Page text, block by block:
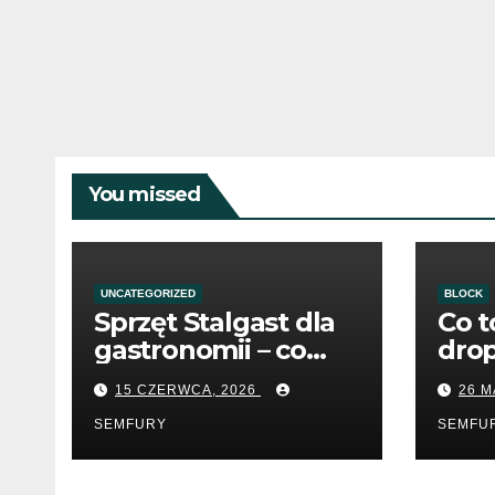
You missed
UNCATEGORIZED
Sprzęt Stalgast dla
gastronomii – co
warto wiedzieć
przed zakupem?
15 CZERWCA, 2026
SEMFURY
BLOCK
Co
26